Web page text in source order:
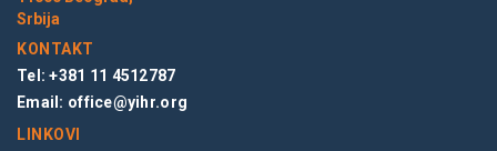
Srbija
KONTAKT
Tel: +381 11 4512787
Email: office@yihr.org
LINKOVI